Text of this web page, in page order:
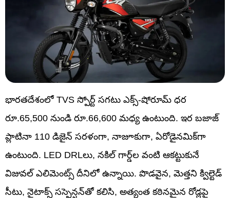
భారతదేశంలో TVS స్పోర్ట్ సగటు ఎక్స్-షోరూమ్ ధర
రూ.65,500 నుండి రూ.66,600 మధ్య ఉంటుంది. ఇర బజాజ్
ప్లాటినా 110 డిజైన్ సరళంగా, నాజూకుగా, ఏరోడైనమిక్‌గా
ఉంటుంది. LED DRLలు, నకిల్ గార్డ్‌ల వంటి ఆకట్టుకునే
విజువల్ ఎలిమెంట్స్ దీనిలో ఉన్నాయి. పొడవైన, మెత్తని క్విల్టెడ్
సీటు, నైటాక్స్ సస్పెన్షన్‌తో కలిసి, అత్యంత కఠినమైన రోడ్లపై